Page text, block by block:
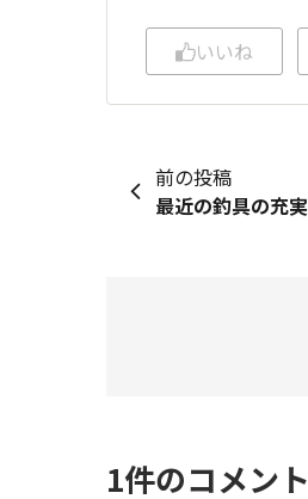
いいね
前の投稿
1件のコメント